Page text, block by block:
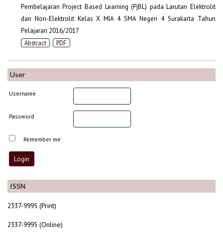
ISSN
2337-9995 (Print)
2337-9995 (Online)
User
Username
Password
Remember me
Pembelajaran Project Based Learning (PjBL) pada Larutan Elektrolit
dan Non-Elektrolit Kelas X MIA 4 SMA Negeri 4 Surakarta Tahun
Pelajaran 2016/2017
Abstract PDF